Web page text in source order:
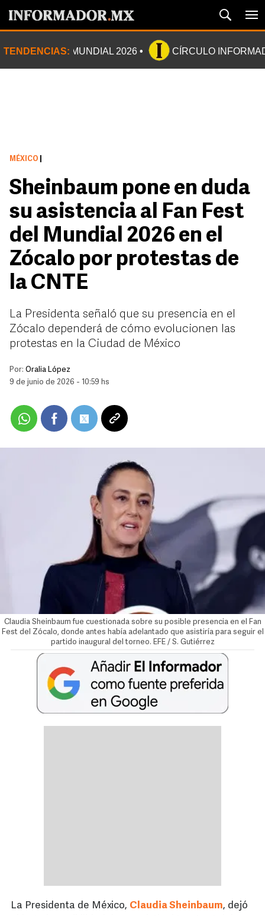
TENDENCIAS: MUNDIAL 2026 CÍRCULO
MÉXICO
Sheinbaum pone en duda
su asistencia al Fan Fest
del Mundial 2026 en el
Zócalo por protestas de
la CNTE
La Presidenta señaló que su presencia en el
Zócalo dependerá de cómo evolucionen las
protestas en la Ciudad de México
Por: Oralia López
9 de junio de 2026 - 10:59 hs
Claudia Sheinbaum fue cuestionada sobre su posible presencia en el Fan
Fest del Zócalo, donde antes había adelantado que asistiría para seguir el
partido inaugural del torneo. EFE / S. Gutiérrez
La Presidenta de México, Claudia Sheinbaum, dejó